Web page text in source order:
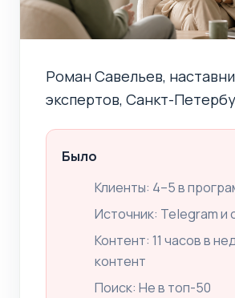
Роман Савельев,
экспертов, Санкт-
Было
Клиенты: 4–5 в
Источник: Telegram и
Контент: 11 часов в
контент
Поиск: Не в топ-50